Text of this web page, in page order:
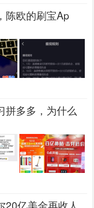
陈欧的刷宝Ap
拼多多，为什么
20亿美金再收人